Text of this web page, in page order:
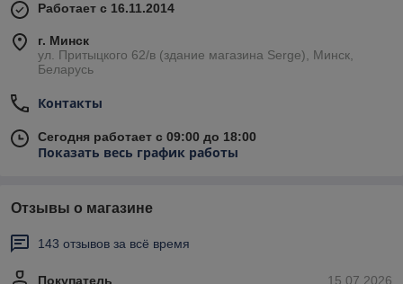
Работает с 16.11.2014
г. Минск
ул. Притыцкого 62/в (здание магазина Serge), Минск,
Беларусь
Контакты
Сегодня работает с 09:00 до 18:00
Показать весь график работы
Отзывы о магазине
143 отзывов за всё время
15.07.2026
Покупатель